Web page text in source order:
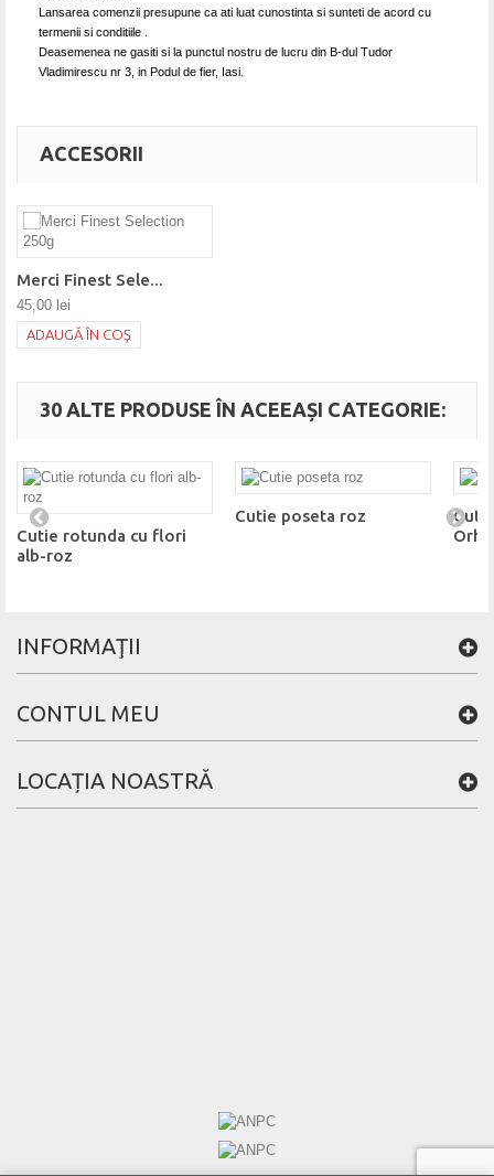
Lansarea comenzii presupune ca ati luat cunostinta si sunteti de acord cu
termenii si conditiile .
Deasemenea ne gasiti si la punctul nostru de lucru din B-dul Tudor
Vladimirescu nr 3, in Podul de fier, Iasi.
ACCESORII
Merci Finest Sele...
45,00 lei
ADAUGĂ ÎN COŞ
30 ALTE PRODUSE ÎN ACEEAȘI CATEGORIE:
Cutie rotunda cu flori
alb-roz
Cutie poseta roz
INFORMAŢII
CONTUL MEU
LOCAȚIA NOASTRĂ